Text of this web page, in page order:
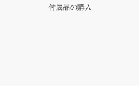
付属品の購入